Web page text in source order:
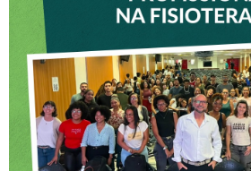
VICE-
CREFITO-7
OFICINA SOBRE
POSTURA
NA